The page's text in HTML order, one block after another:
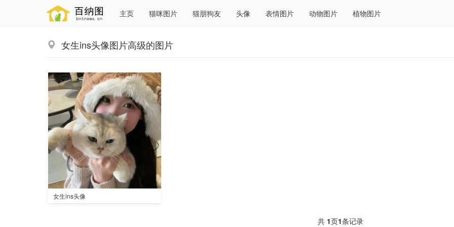
主页 猫咪图片 猫朋狗友 头像 表情图片 动物图片 植物图片
女生ins头像图片高级的图片
女生ins头像
共 1页1条记录